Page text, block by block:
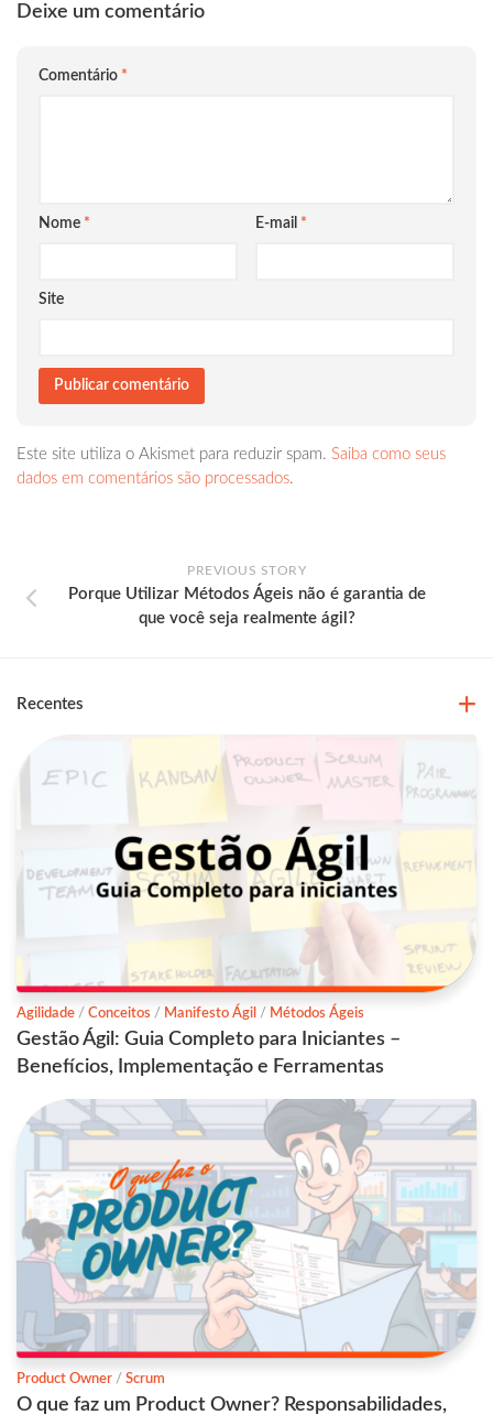
Deixe um comentário
Comentário *
Nome * E-mail *
Site
Este site utiliza o Akismet para reduzir spam. Saiba como seus
dados em comentários são processados.
PREVIOUS STORY
Porque Utilizar Métodos Ágeis não é garantia de
que você seja realmente ágil?
Recentes
Agilidade / Conceitos / Manifesto Ágil / Métodos Ágeis
Gestão Ágil: Guia Completo para Iniciantes –
Benefícios, Implementação e Ferramentas
Product Owner / Scrum
O que faz um Product Owner? Responsabilidades,